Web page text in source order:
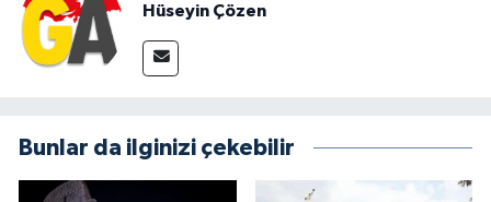
Hüseyin Çözen
Bunlar da ilginizi çekebilir